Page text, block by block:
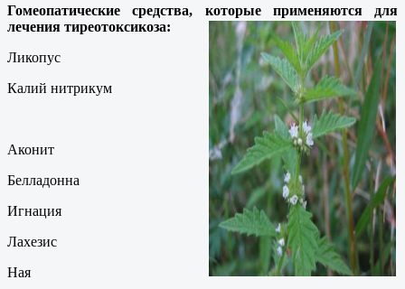
Гомеопатические средства, которые применяются для
лечения тиреотоксикоза:
Ликопуc
Калий нитрикум
Аконит
Белладонна
Игнация
Лахезис
Ная